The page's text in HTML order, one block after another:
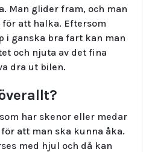
Man glider fram, och man
för att halka. Eftersom
i ganska bra fart kan man
och njuta av det fina
dra ut bilen.
har skenor eller medar
att man ska kunna åka.
med hjul och då kan